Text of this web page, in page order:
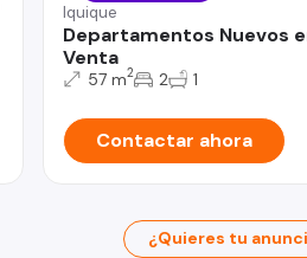
Iquique
Departamentos Nuevos
Venta
57 m2 2 1
Contactar ahora
¿Quieres tu